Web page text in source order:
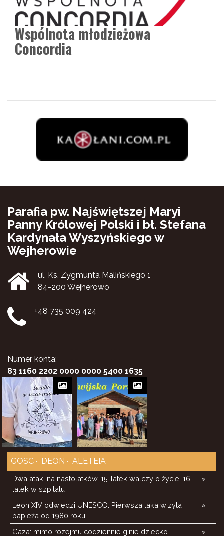
Wspólnota młodzieżowa
Concordia
Parafia pw. Najświętszej Maryi
Panny Królowej Polski i bł. Stefana
Kardynała Wyszyńskiego w
Wejherowie
ul. Ks. Zygmunta Malińskiego 1
84-200 Wejherowo
+48 735 009 424
Numer konta:
83 1160 2202 0000 0000 5400 1635
GOSC DEON ALETEIA
»
Dwa ataki na nastolatków. 15-latek walczy o życie, 16-
latek w szpitalu
»
Leon XIV odwiedzi UNESCO. Pierwsza taka wizyta
papieża od 1980 roku
»
Gaza: mimo rozejmu codziennie ginie dziecko